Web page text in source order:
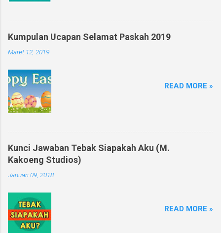
Kumpulan Ucapan Selamat Paskah 2019
Maret 12, 2019
READ MORE »
Kunci Jawaban Tebak Siapakah Aku (M.
Kakoeng Studios)
Januari 09, 2018
READ MORE »